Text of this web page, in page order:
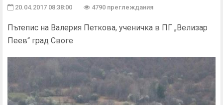
20.04.2017 08:38:00 4790 преглеждания
Пътепис на Валерия Петкова, ученичка в ПГ „Велизар
Пеев“ град Своге